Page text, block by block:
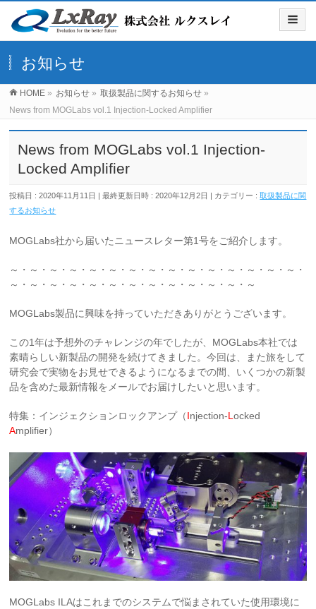
お知らせ
HOME » お知らせ » 取扱製品に関するお知らせ »
News from MOGLabs vol.1 Injection-Locked Amplifier
News from MOGLabs vol.1 Injection-
Locked Amplifier
投稿日 : 2020年11月11日 最終更新日時 : 2020年12月2日 カテゴリー :取扱製品に関
するお知らせ
MOGLabs社から届いたニュースレター第1号をご紹介します。
～・～・～・～・～・～・～・～・～・～・～・～・～・～・～・
～・～・～・～・～・～・～・～・～・～・～・～・～
MOGLabs製品に興味を持っていただきありがとうございます。
この1年は予想外のチャレンジの年でしたが、MOGLabs本社では
素晴らしい新製品の開発を続けてきました。今回は、また旅をして
研究会で実物をお見せできるようになるまでの間、いくつかの新製
品を含めた最新情報をメールでお届けしたいと思います。
特集：インジェクションロックアンプ（Injection-Locked
Amplifier）
MOGLabs ILAはこれまでのシステムで悩まされていた使用環境に